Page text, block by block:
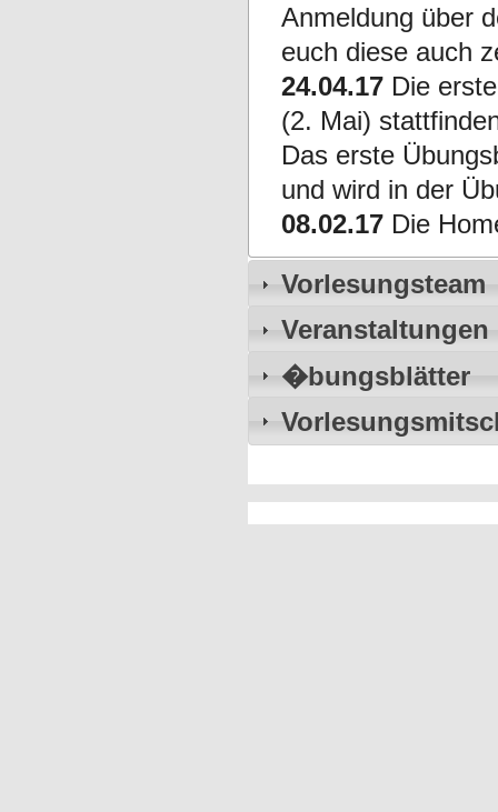
Anmeldung über
euch diese auch
24.04.17Die erste
(2. Mai)
Das erste
und wird in der
08.02.17Die
Vorlesungsteam
Veranstaltungen
�bungsblätter